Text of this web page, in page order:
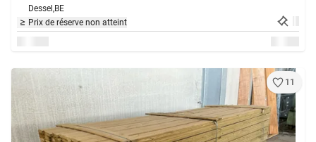
Dessel,BE
Prix de réserve non atteint
11